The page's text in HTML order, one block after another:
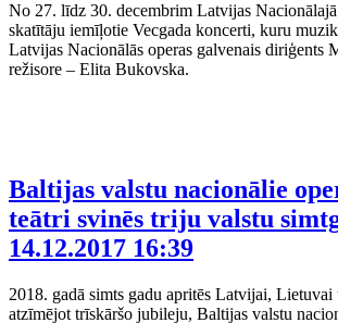
No 27. līdz 30. decembrim Latvijas
skatītāju iemīļotie Vecgada koncerti, kuru
Latvijas Nacionālās operas galvenais diriģents
režisore – Elita Bukovska.
Baltijas valstu nacionālie
teātri svinēs triju valstu
14.12.2017 16:39
2018. gadā simts gadu apritēs Latvijai,
atzīmējot trīskāršo jubileju, Baltijas valstu